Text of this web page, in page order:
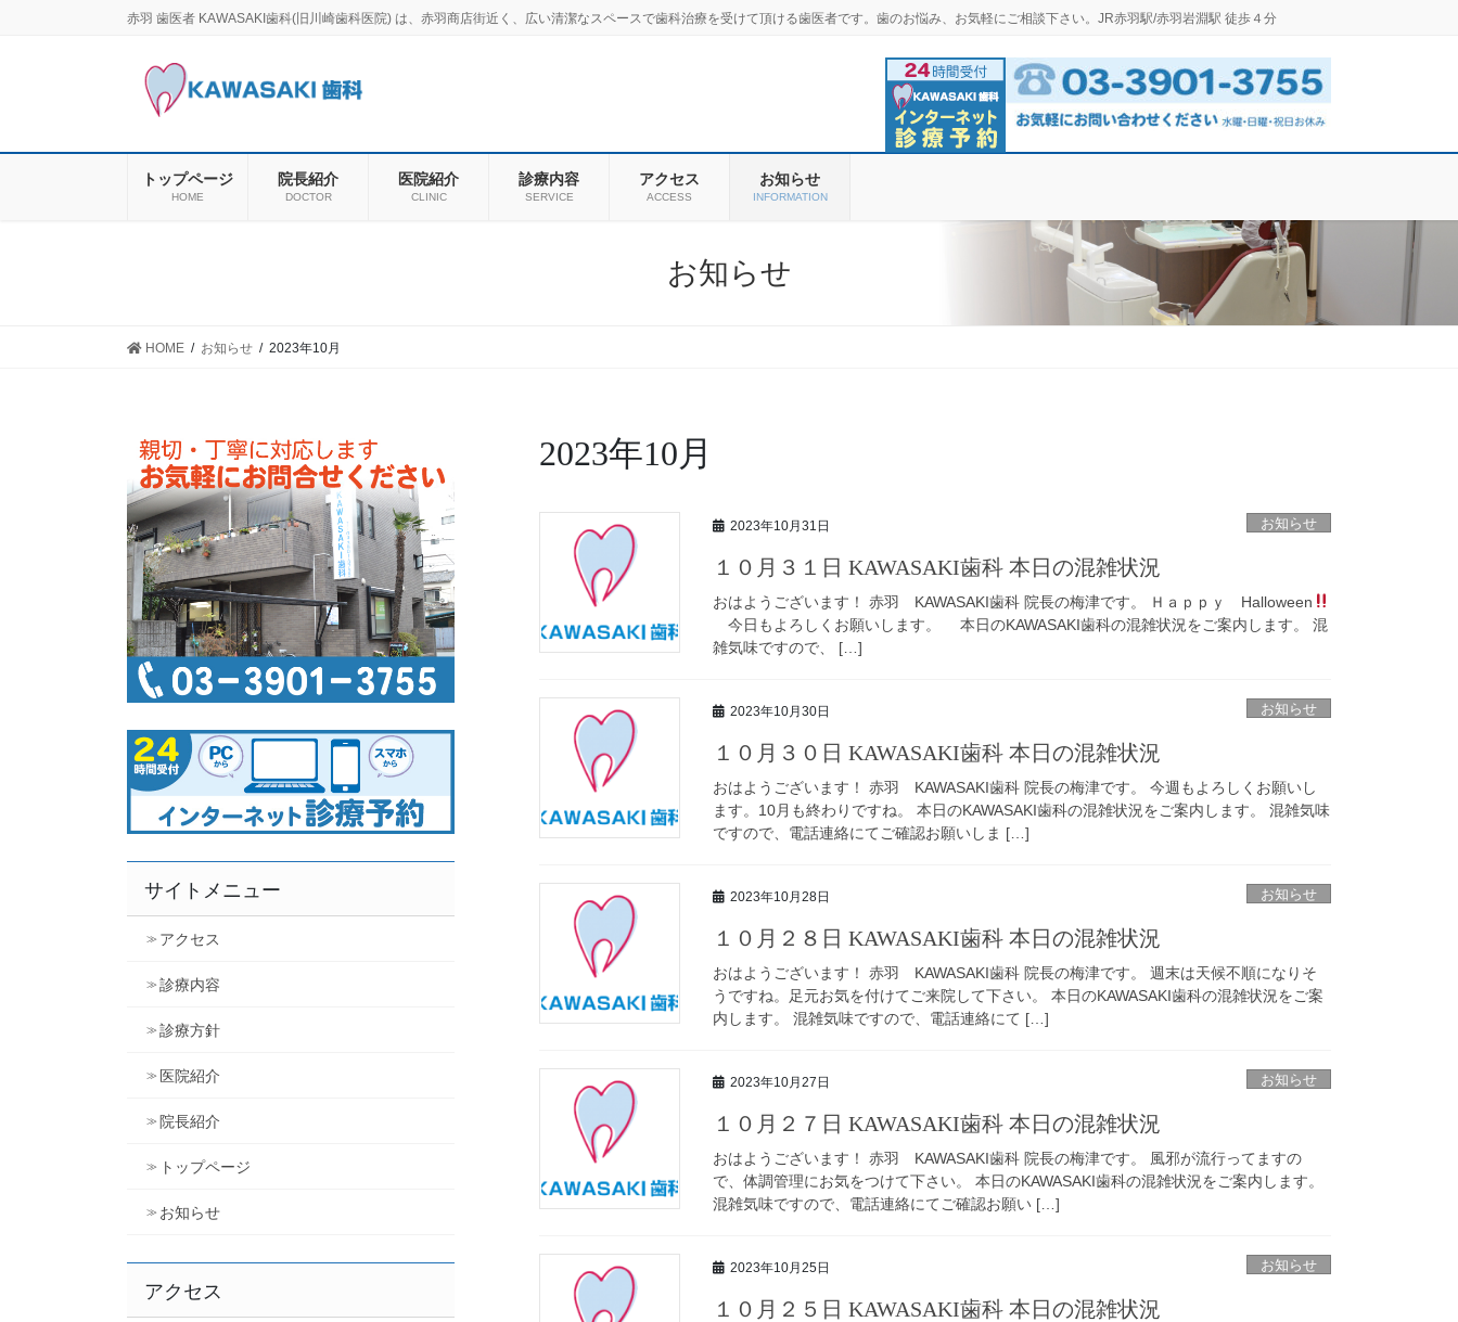
赤羽 歯医者 KAWASAKI歯科(旧川崎歯科医院) は、赤羽商店街近く、広い清潔なスペースで歯科治療を受けて頂ける歯医者です。歯のお悩み、お気軽にご相談下さい。JR赤羽駅/赤羽岩淵駅 徒歩４分
トップページ
HOME
院長紹介
DOCTOR
医院紹介
CLINIC
診療内容
SERVICE
アクセス
ACCESS
お知らせ
INFORMATION
お知らせ
HOME お知らせ 2023年10月
2023年10月
2023年10月31日 お知らせ
１０月３１日 KAWASAKI歯科 本日の混雑状況
おはようございます！ 赤羽 KAWASAKI歯科 院長の梅津です。 Ｈａｐｐｙ Halloween
今日もよろしくお願いします。 本日のKAWASAKI歯科の混雑状況をご案内します。 混
雑気味ですので、 […]
2023年10月30日 お知らせ
１０月３０日 KAWASAKI歯科 本日の混雑状況
おはようございます！ 赤羽 KAWASAKI歯科 院長の梅津です。 今週もよろしくお願いし
ます。10月も終わりですね。 本日のKAWASAKI歯科の混雑状況をご案内します。 混雑気味
ですので、電話連絡にてご確認お願いしま […]
2023年10月28日 お知らせ
１０月２８日 KAWASAKI歯科 本日の混雑状況
おはようございます！ 赤羽 KAWASAKI歯科 院長の梅津です。 週末は天候不順になりそ
うですね。足元お気を付けてご来院して下さい。 本日のKAWASAKI歯科の混雑状況をご案
内します。 混雑気味ですので、電話連絡にて […]
2023年10月27日 お知らせ
１０月２７日 KAWASAKI歯科 本日の混雑状況
おはようございます！ 赤羽 KAWASAKI歯科 院長の梅津です。 風邪が流行ってますの
で、体調管理にお気をつけて下さい。 本日のKAWASAKI歯科の混雑状況をご案内します。
混雑気味ですので、電話連絡にてご確認お願い […]
2023年10月25日 お知らせ
１０月２５日 KAWASAKI歯科 本日の混雑状況
サイトメニュー
アクセス
診療内容
診療方針
医院紹介
院長紹介
トップページ
お知らせ
アクセス